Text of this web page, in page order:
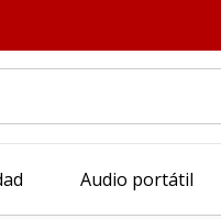
Audio portátil